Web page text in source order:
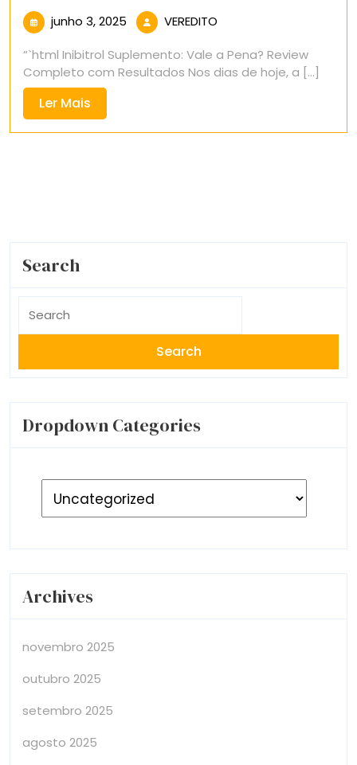
junho 3, 2025 junho
2025
VEREDITO
“`html Inibitrol Suplemento: Vale a Pena? Review
Completo com Resultados Nos dias de hoje, a [...]
Ler Mais
Mais
Search
for:
Dropdown Categories
Archives
novembro 2025
outubro 2025
setembro 2025
agosto 2025